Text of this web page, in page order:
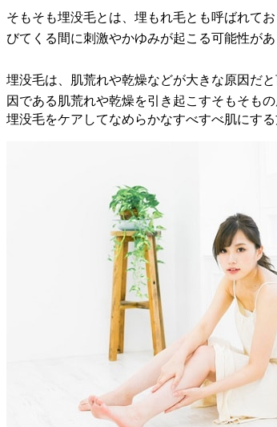
そもそも埋没毛とは、埋もれ毛とも呼ばれて
びてくる間に刺激やかゆみが起こる可能性があ
埋没毛は、肌荒れや乾燥などが大きな原因だ
因である肌荒れや乾燥を引き起こすそもそも
埋没毛をケアしてなめらかなすべすべ肌にす